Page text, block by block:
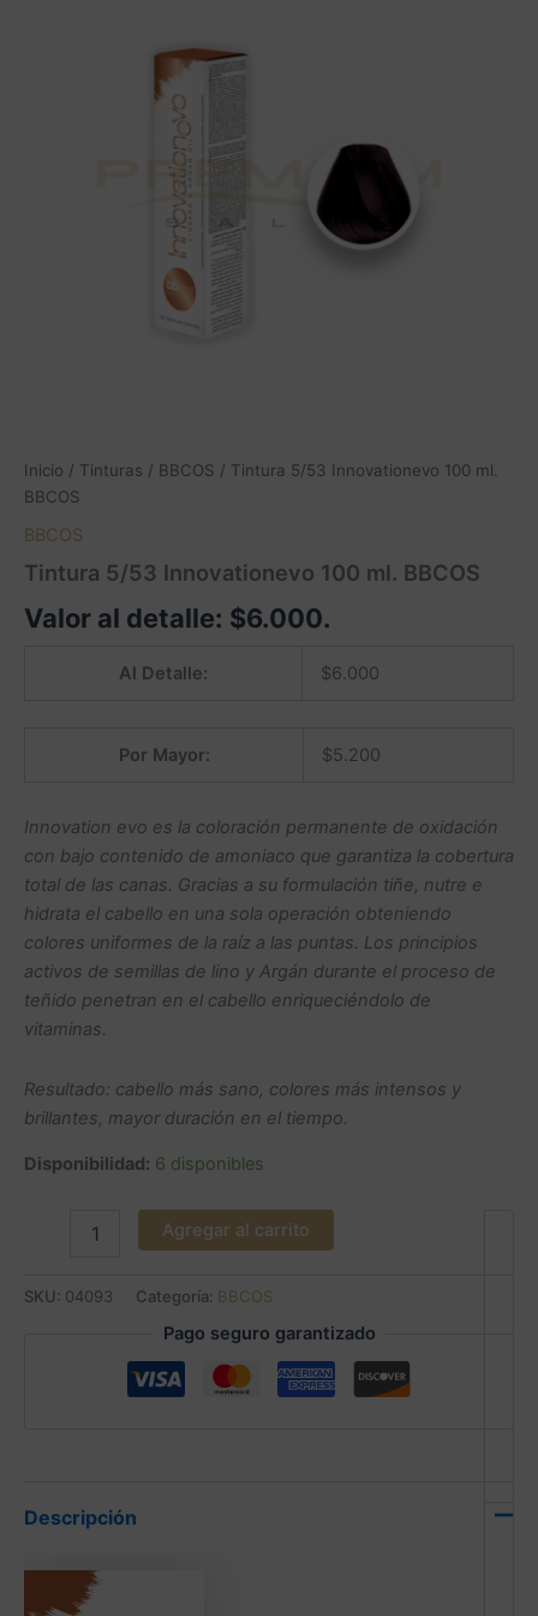
Inicio / Tinturas / BBCOS / Tintura 5/53 Innovationevo 100 ml.
BBCOS
BBCOS
Tintura 5/53 Innovationevo 100 ml. BBCOS
Valor al detalle: $6.000.
Al Detalle: $6.000
Por Mayor: $5.200
Innovation evo es la coloración permanente de oxidación
con bajo contenido de amoniaco que garantiza la cobertura
total de las canas. Gracias a su formulación tiñe, nutre e
hidrata el cabello en una sola operación obteniendo
colores uniformes de la raíz a las puntas. Los principios
activos de semillas de lino y Argán durante el proceso de
teñido penetran en el cabello enriqueciéndolo de
vitaminas.
Resultado: cabello más sano, colores más intensos y
brillantes, mayor duración en el tiempo.
Disponibilidad: 6 disponibles
Agregar al carrito
SKU: 04093 Categoría: BBCOS
Pago seguro garantizado
Descripción